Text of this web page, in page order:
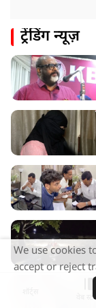
UP: लखनऊ में
ट्रेंडिंग न्यूज़
वेब
We use cookies
accept or reject